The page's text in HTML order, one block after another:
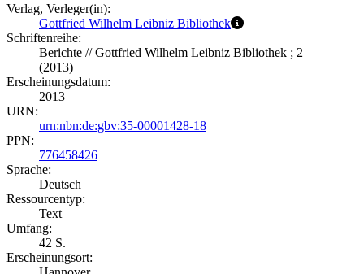
Verlag, Verleger(in):
Gottfried Wilhelm Leibniz Bibliothek
Schriftenreihe:
Berichte // Gottfried Wilhelm Leibniz Bibliothek ; 2
(2013)
Erscheinungsdatum:
2013
URN:
urn:nbn:de:gbv:35-00001428-18
PPN:
776458426
Sprache:
Deutsch
Ressourcentyp:
Text
Umfang:
42 S.
Erscheinungsort: